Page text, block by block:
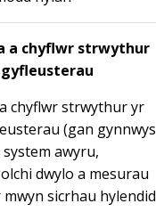
a chyflwr strwythur
gyfleusterau
chyflwr strwythur yr
(gan gynnwys
awyru,
dwylo a mesurau
sicrhau hylendid